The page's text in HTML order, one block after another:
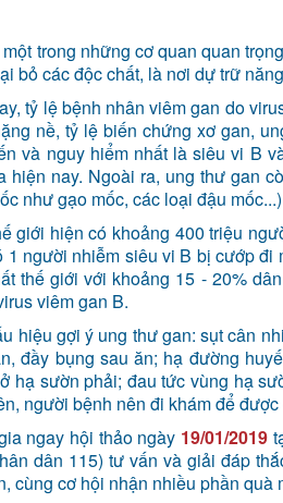
trong những cơ quan quan
bỏ các độc chất, là nơi dự trữ
tỷ lệ bệnh nhân viêm gan do
nề, tỷ lệ biến chứng xơ gan,
và nguy hiểm nhất là siêu vi B
hiện nay. Ngoài ra, ung thư gan
như gạo mốc, các loại đậu mốc...)
giới hiện có khoảng 400 triệu
1 người nhiễm siêu vi B bị cướp đi
thế giới với khoảng 15 - 20%
viêm gan B.
hiệu gợi ý ung thư gan: sụt cân
đầy bụng sau ăn; hạ đường
hạ sườn phải; đau tức vùng hạ
người bệnh nên đi khám để
ngay hội thảo ngày 19/01/2019
dân 115) tư vấn và giải đáp
cùng cơ hội nhận nhiều phần quà